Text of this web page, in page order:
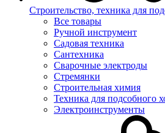
Строительство, техника для
Все товары
Ручной инструмент
Садовая техника
Сантехника
Сварочные электроды
Стремянки
Строительная химия
Техника для подсобного
Электроинструменты